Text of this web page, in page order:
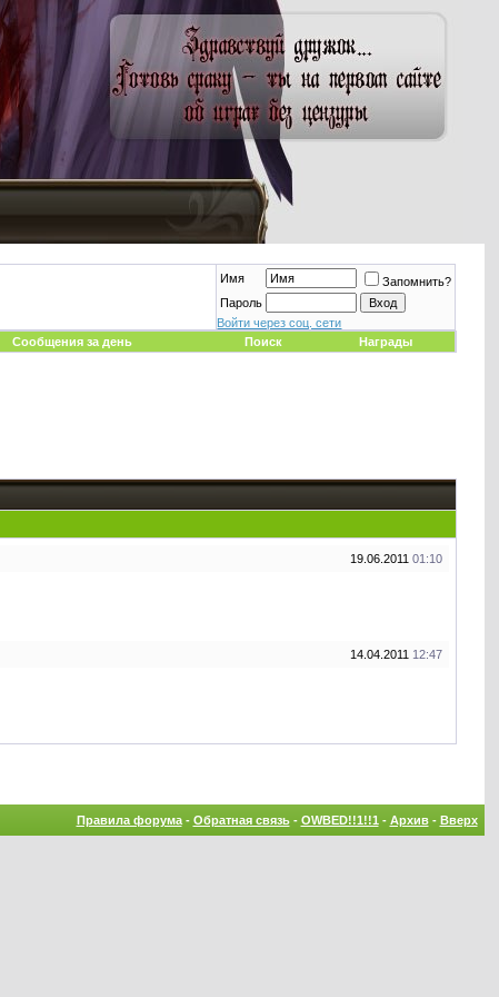
Имя
Запомнить?
Пароль
Войти через соц. сети
Сообщения за день Поиск Награды
19.06.2011 01:10
14.04.2011 12:47
Правила форума- Обратная связь- OWBED!!1!!1 - Архив- Вверх